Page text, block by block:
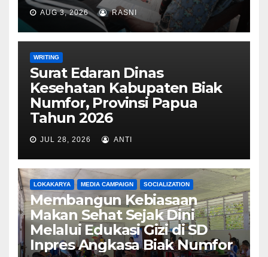
AUG 3, 2026 RASNI
WRITING
Surat Edaran Dinas
Kesehatan Kabupaten Biak
Numfor, Provinsi Papua
Tahun 2026
JUL 28, 2026 ANTI
LOKAKARYA MEDIA CAMPAIGN SOCIALIZATION
Membangun Kebiasaan
Makan Sehat Sejak Dini
Melalui Edukasi Gizi di SD
Inpres Angkasa Biak Numfor